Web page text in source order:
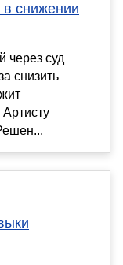
в снижении
через суд
снизить